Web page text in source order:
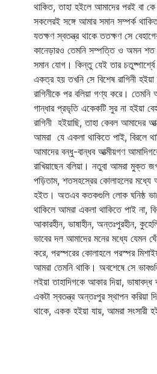
থাকিত, তাহা হইলে আমাদের পরই বা
সকলেরই সঙ্গে আমার সমান সম্পর্ক
যতক্ষণ স্বতন্ত্র থাকে ততক্ষণ সে
কানেড়ারও তেমনি সম্পত্তি ও অমন শত
সমান যোগ। কিন্তু যেই তার
একত্র হয় তখনি সে বিশেষ রাগিনী
রাগিনীকে পর বলিয়া গণ্য করে। তেমনি
গান্ধার প্রভৃতি একেকটি সুর না হইয়া
রাগিনী হইয়াছি, তাহা কেবল আমাদের
আমরা যে একলা থাকিতে পাই, বিরলে
আমাদের বন্ধু-বান্ধব আত্মীয়গণ
রাখিয়াছেন বলিয়া। নতুবা আমরা মুক্ত
পড়িতাম, শতসহস্রের কোলাহলের মধ্যে
হইত। অতএব কতকগুলি লোক ঘনিষ্ঠ
থাকিলে আমরা একলা থাকিতে পাই না,
আকারহীন, ভাষাহীন, অন্তঃপুরহীন,
ভাবের দল আমাদের মনের মধ্যে যেমন
করে, পরস্পরের কোলাহলে পরস্পর
আমরা তেমনি থাকি। অবশেষে সে
লইয়া তাহাদিগকে আকার দিয়া,
একটা স্বতন্ত্র অন্তঃপুর স্থাপন করিয়া
থাকে, একক হইয়া যায়, আমরা সংসারী